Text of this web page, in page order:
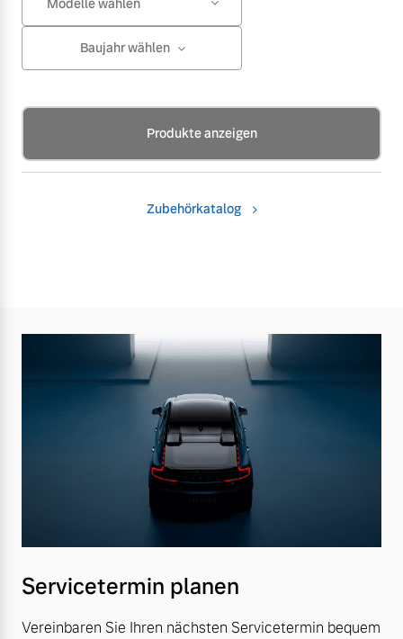
Modelle wählen
Baujahr wählen
Produkte anzeigen
Zubehörkatalog
Servicetermin planen
Vereinbaren Sie Ihren nächsten Servicetermin bequem